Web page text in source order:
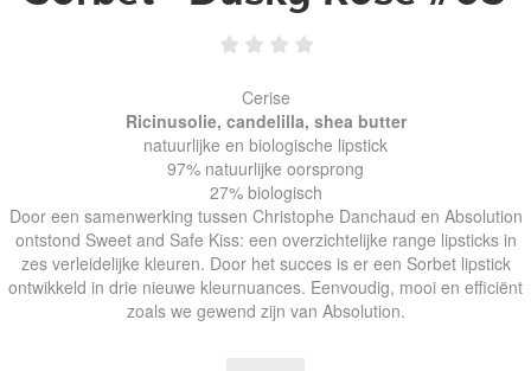
Cerise
Ricinusolie, candelilla, shea butter
natuurlijke en biologische lipstick
97% natuurlijke oorsprong
27% biologisch
Door een samenwerking tussen Christophe Danchaud en Absolution
ontstond Sweet and Safe Kiss: een overzichtelijke range lipsticks in
zes verleidelijke kleuren. Door het succes is er een Sorbet lipstick
ontwikkeld in drie nieuwe kleurnuances. Eenvoudig, mooi en efficiënt
zoals we gewend zijn van Absolution.